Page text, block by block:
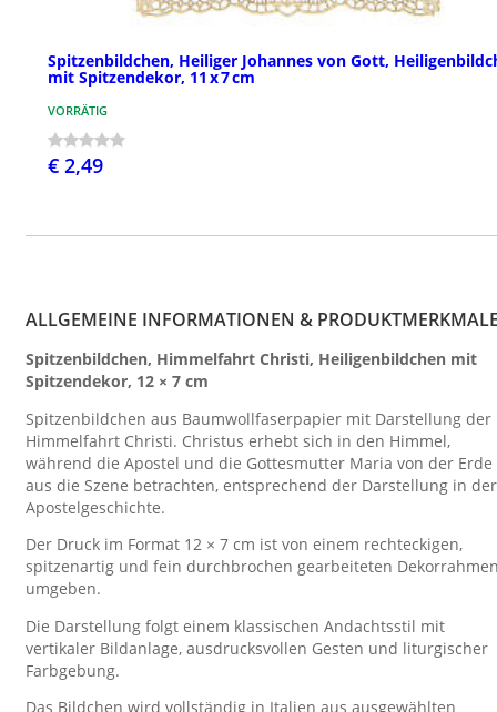
Spitzenbildchen, Heiliger Johannes von Gott,
mit Spitzendekor, 11 x 7 cm
VORRÄTIG
€ 2,49
ALLGEMEINE INFORMATIONEN &
Spitzenbildchen, Himmelfahrt Christi, Heiligenbildchen mit
Spitzendekor, 12 × 7 cm
Spitzenbildchen aus Baumwollfaserpapier mit Darstellung der
Himmelfahrt Christi. Christus erhebt sich in den Himmel,
während die Apostel und die Gottesmutter Maria von der Erde
aus die Szene betrachten, entsprechend der Darstellung in der
Apostelgeschichte.
Der Druck im Format 12 × 7 cm ist von einem rechteckigen,
spitzenartig und fein durchbrochen gearbeiteten
umgeben.
Die Darstellung folgt einem klassischen Andachtsstil mit
vertikaler Bildanlage, ausdrucksvollen Gesten und liturgischer
Farbgebung.
Das Bildchen wird vollständig in Italien aus ausgewählten